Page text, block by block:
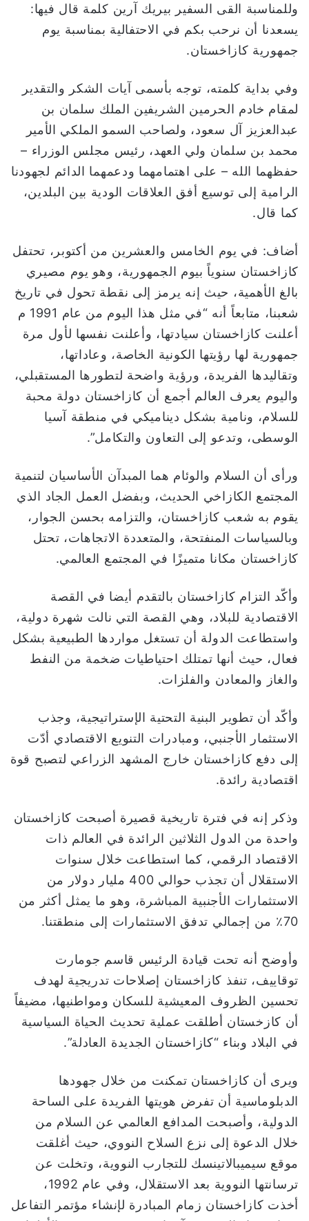
وللمناسبة القى السفير بيريك آرين كلمة قال فيها:
يسعدنا أن نرحب بكم في الاحتفالية بمناسبة يوم
جمهورية كازاخستان.
وفي بداية كلمته، توجه بأسمى آيات الشكر والتقدير
لمقام خادم الحرمين الشريفين الملك سلمان بن
عبدالعزيز آل سعود، ولصاحب السمو الملكي الأمير
محمد بن سلمان ولي العهد، رئيس مجلس الوزراء –
حفظهما الله – على اهتمامهما ودعمهما الدائم لجهودنا
الرامية إلى توسيع أفق العلاقات الودية بين البلدين،
كما قال.
أضاف: في يوم الخامس والعشرين من أكتوبر، تحتفل
كازاخستان سنوياً بيوم الجمهورية، وهو يوم مصيري
بالغ الأهمية، حيث إنه يرمز إلى نقطة تحول في تاريخ
شعبنا، متابعاً أنه “في مثل هذا اليوم من عام 1991 م
أعلنت كازاخستان سيادتها، وأعلنت نفسها لأول مرة
جمهورية لها رؤيتها الكونية الخاصة، وعاداتها،
وتقاليدها الفريدة، ورؤية واضحة لتطورها المستقبلي،
واليوم يعرف العالم أجمع أن كازاخستان دولة محبة
للسلام، ونامية بشكل ديناميكي في منطقة آسيا
الوسطى، وتدعو إلى التعاون والتكامل”.
ورأى أن السلام والوئام هما المبدآن الأساسيان لتنمية
المجتمع الكازاخي الحديث، وبفضل العمل الجاد الذي
يقوم به شعب كازاخستان، والتزامه بحسن الجوار،
وبالسياسات المنفتحة، والمتعددة الاتجاهات، تحتل
كازاخستان مكانا متميزًا في المجتمع العالمي.
وأكّد التزام كازاخستان بالتقدم أيضا في القصة
الاقتصادية للبلاد، وهي القصة التي نالت شهرة دولية،
واستطاعت الدولة أن تستغل مواردها الطبيعية بشكل
فعال، حيث أنها تمتلك احتياطيات ضخمة من النفط
والغاز والمعادن والفلزات.
وأكّد أن تطوير البنية التحتية الإستراتيجية، وجذب
الاستثمار الأجنبي، ومبادرات التنويع الاقتصادي أدّت
إلى دفع كازاخستان خارج المشهد الزراعي لتصبح قوة
اقتصادية رائدة.
وذكر إنه في فترة تاريخية قصيرة أصبحت كازاخستان
واحدة من الدول الثلاثين الرائدة في العالم ذات
الاقتصاد الرقمي، كما استطاعت خلال سنوات
الاستقلال أن تجذب حوالي 400 مليار دولار من
الاستثمارات الأجنبية المباشرة، وهو ما يمثل أكثر من
70٪ من إجمالي تدفق الاستثمارات إلى منطقتنا.
وأوضح أنه تحت قيادة الرئيس قاسم جومارت
توقاييف، تنفذ كازاخستان إصلاحات تدريجية لهدف
تحسين الظروف المعيشية للسكان ومواطنيها، مضيفاً
أن كازخستان أطلقت عملية تحديث الحياة السياسية
في البلاد وبناء “كازاخستان الجديدة العادلة”.
ويرى أن كازاخستان تمكنت من خلال جهودها
الدبلوماسية أن تفرض هويتها الفريدة على الساحة
الدولية، وأصبحت المدافع العالمي عن السلام من
خلال الدعوة إلى نزع السلاح النووي، حيث أغلقت
موقع سيميبالاتينسك للتجارب النووية، وتخلت عن
ترسانتها النووية بعد الاستقلال، وفي عام 1992،
أخذت كازاخستان زمام المبادرة لإنشاء مؤتمر التفاعل